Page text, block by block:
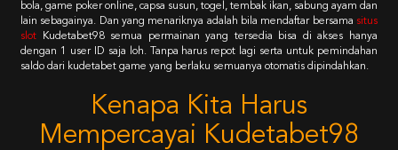
bola, game poker online, capsa susun, togel, tembak ikan, sabung ayam dan
lain sebagainya. Dan yang menariknya adalah bila mendaftar bersama situs
slot
Kudetabet98 semua permainan yang tersedia bisa di akses hanya
dengan 1 user ID saja loh. Tanpa harus repot lagi serta untuk pemindahan
saldo dari kudetabet game yang berlaku semuanya otomatis dipindahkan.
Kenapa Kita Harus
Mempercayai Kudetabet98